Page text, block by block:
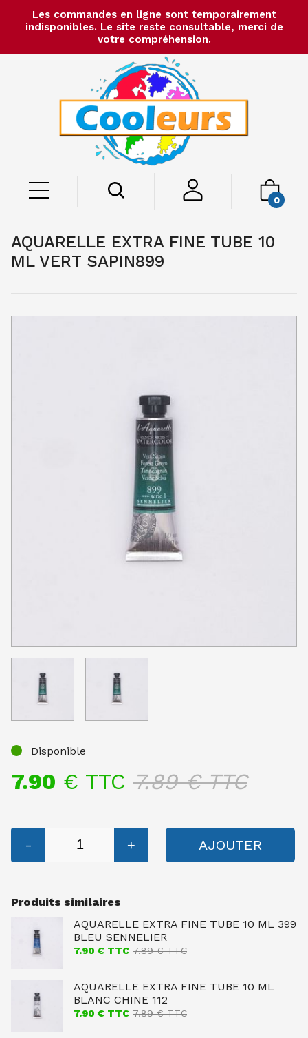
Les commandes en ligne sont temporairement
indisponibles. Le site reste consultable, merci de
votre compréhension.
0
AQUARELLE EXTRA FINE TUBE 10
ML VERT SAPIN899
Disponible
7.90 € TTC 7.89€ TTC
- + AJOUTER
Produits similaires
AQUARELLE EXTRA FINE TUBE 10 ML 399
BLEU SENNELIER
7.90 € TTC 7.89€ TTC
AQUARELLE EXTRA FINE TUBE 10 ML
BLANC CHINE 112
7.90 € TTC 7.89€ TTC